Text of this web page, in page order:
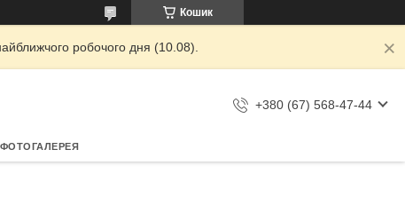
Кошик
робочого дня (10.08).
+380 (67) 568-47-44
ФОТОГАЛЕРЕЯ